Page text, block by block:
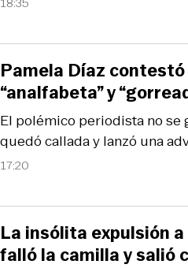
17:20
El polémico periodista no se
quedó callada y lanzó una
Pamela Díaz
“analfabeta” y
La insólita expulsión
falló la camilla y salió